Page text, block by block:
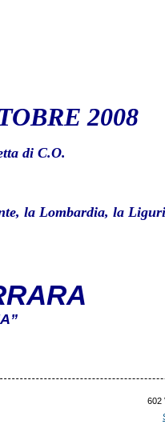
2008
di C.O.
la Lombardia, la
602